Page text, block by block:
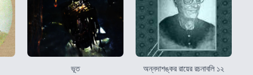
ভূত অন্নদাশঙ্কর রায়ের রচনাবলি ১২